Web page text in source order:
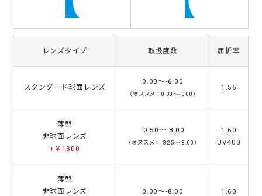
レンズタイプ 取扱度数 屈折率
スタンダード球面レンズ
0.00～-6.00
（オススメ：0.00～-3.00）
1.56
薄型
非球面レンズ
+￥1300
-0.50～-8.00
（オススメ：-3.25～-8.00）
1.60
UV400
薄型
非球面レンズ
0.00～-8.00
1.60